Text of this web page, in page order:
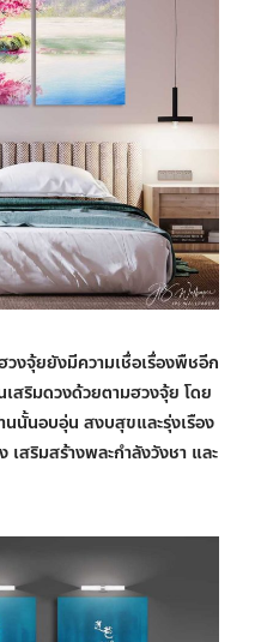
งจุ้ยยังมีความเชื่อเรื่องพืชอีก
สริมดวงด้วยตามฮวงจุ้ย โดย
นนั้นอบอุ่น สงบสุขและรุ่งเรือง
เสริมสร้างพละกำลังวังชา และ